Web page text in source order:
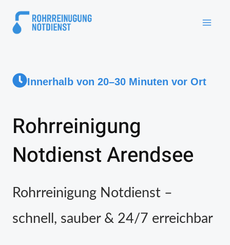
Innerhalb von 20–30 Minuten vor Ort
Rohrreinigung
Notdienst Arendsee
Rohrreinigung Notdienst –
schnell, sauber & 24/7 erreichbar